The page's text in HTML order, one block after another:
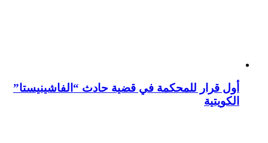
أول قرار للمحكمة في قضية حادث “الفاشينيستا”
الكويتية